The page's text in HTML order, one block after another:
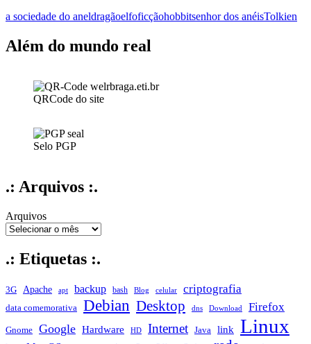
dos
a sociedade do aneldragãoelfoficçãohobbitsenhor dos anéisTolkien
Além do mundo real
QRCode do site
Selo PGP
.: Arquivos :.
Arquivos
.: Etiquetas :.
3G Apache apt backup bash Blog celular criptografia
data comemorativa Debian Desktop dns Download Firefox
Gnome Google Hardware HD Internet Java link Linux